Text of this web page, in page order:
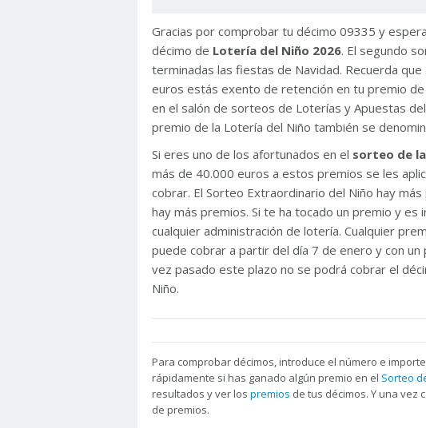
Gracias por comprobar tu décimo 09335 y
décimo de Lotería del Niño 2026. El segundo
terminadas las fiestas de Navidad. Recuerda
euros estás exento de retención en tu premio
en el salón de sorteos de Loterías y Apuestas
premio de la Lotería del Niño también se
Si eres uno de los afortunados en el sorteo de
más de 40.000 euros a estos premios se les
cobrar. El Sorteo Extraordinario del Niño hay
hay más premios. Si te ha tocado un premio y
cualquier administración de lotería. Cualquier
puede cobrar a partir del día 7 de enero y con
vez pasado este plazo no se podrá cobrar el
Niño.
Para comprobar décimos, introduce el número e
rápidamente si has ganado algún premio en el Sorteo
resultados y ver los premios de tus décimos. Y una vez
de premios.